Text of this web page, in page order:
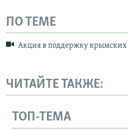
ПО ТЕМЕ
Акция в поддержку крымских
ЧИТАЙТЕ ТАКЖЕ:
ТОП-ТЕМА